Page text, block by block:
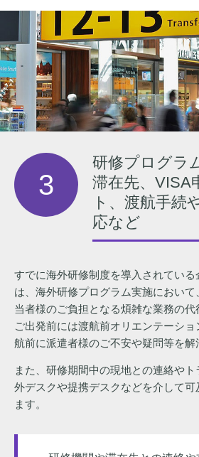
3
研修プログラ
滞在先、VISA
ト、渡航手続
応など
すでに海外研修制度を導入されている
は、海外研修プログラム実施におい
当者様のご負担となる煩雑な業務の代
ご出発前には渡航前オリエンテーシ
航前に派遣者様のご不安や疑問等を解
また、研修期間中の現地との連絡や
外デスクや提携デスクなどを介して可
ます。